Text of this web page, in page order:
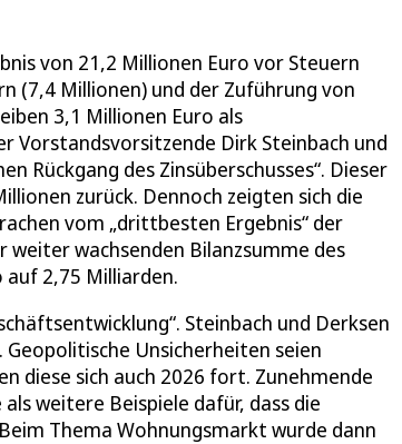
von 21,2 Millionen Euro vor Steuern
(7,4 Millionen) und der Zuführung von
3,1 Millionen Euro als
Vorstandsvorsitzende Dirk Steinbach und
Rückgang des Zinsüberschusses“. Dieser
zurück. Dennoch zeigten sich die
vom „drittbesten Ergebnis“ der
weiter wachsenden Bilanzsumme des
2,75 Milliarden.
Steinbach und Derksen
Unsicherheiten seien
diese sich auch 2026 fort. Zunehmende
weitere Beispiele dafür, dass die
Thema Wohnungsmarkt wurde dann